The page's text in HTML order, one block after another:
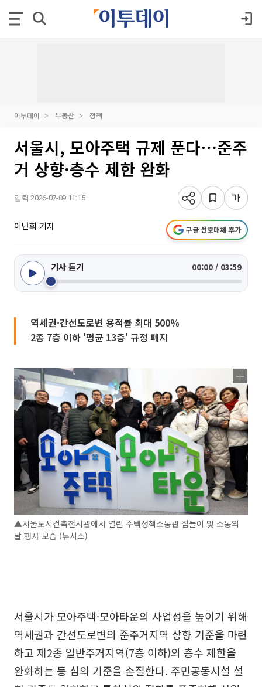
이투데이 부동산 정책
서울시, 모아주택 규제 푼다⋯준주
거 상향·층수 제한 완화
입력 2026-07-09 11:15
이난희 기자 구글 선호매체 추가
기사 듣기 00:00 / 03:59
역세권·간선도로변 용적률 최대 500%
2종 7층 이하 '평균 13층' 규정 폐지
▲서울도시건축전시관에서 열린 주택정책소통관 집들이 및 소통의
날 행사 모습 (뉴시스)
서울시가 모아주택·모아타운의 사업성을 높이기 위해
역세권과 간선도로변의 준주거지역 상향 기준을 마련
하고 제2종 일반주거지역(7층 이하)의 층수 제한을
완화하는 등 심의 기준을 손질한다. 주민공동시설 설